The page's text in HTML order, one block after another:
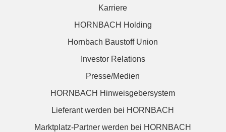
Karriere
HORNBACH Holding
Hornbach Baustoff Union
Investor Relations
Presse/Medien
HORNBACH Hinweisgebersystem
Lieferant werden bei HORNBACH
Marktplatz-Partner werden bei HORNBACH